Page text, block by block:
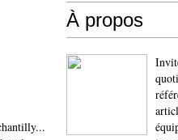
À propos